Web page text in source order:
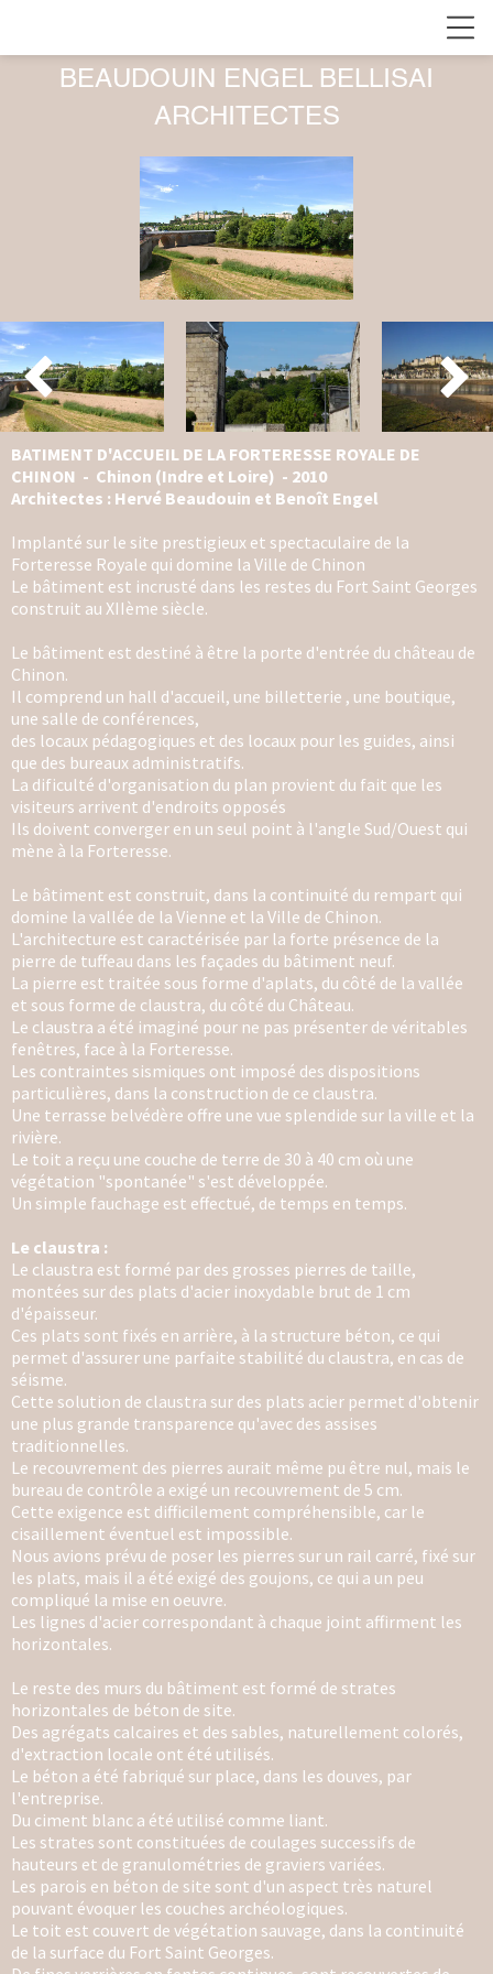
BEAUDOUIN ENGEL BELLISAI
ARCHITECTES
 
BATIMENT D'ACCUEIL DE LA FORTERESSE ROYALE DE
CHINON - Chinon (Indre et Loire) - 2010
Architectes : Hervé Beaudouin et Benoît Engel
Implanté sur le site prestigieux et spectaculaire de la
Forteresse Royale qui domine la Ville de Chinon
Le bâtiment est incrusté dans les restes du Fort Saint Georges
construit au XIIème siècle.
Le bâtiment est destiné à être la porte d'entrée du château de
Chinon.
Il comprend un hall d'accueil, une billetterie , une boutique,
une salle de conférences,
des locaux pédagogiques et des locaux pour les guides, ainsi
que des bureaux administratifs.
La dificulté d'organisation du plan provient du fait que les
visiteurs arrivent d'endroits opposés
Ils doivent converger en un seul point à l'angle Sud/Ouest qui
mène à la Forteresse.
Le bâtiment est construit, dans la continuité du rempart qui
domine la vallée de la Vienne et la Ville de Chinon.
L'architecture est caractérisée par la forte présence de la
pierre de tuffeau dans les façades du bâtiment neuf.
La pierre est traitée sous forme d'aplats, du côté de la vallée
et sous forme de claustra, du côté du Château.
Le claustra a été imaginé pour ne pas présenter de véritables
fenêtres, face à la Forteresse.
Les contraintes sismiques ont imposé des dispositions
particulières, dans la construction de ce claustra.
Une terrasse belvédère offre une vue splendide sur la ville et la
rivière.
Le toit a reçu une couche de terre de 30 à 40 cm où une
végétation "spontanée" s'est développée.
Un simple fauchage est effectué, de temps en temps.
Le claustra :
Le claustra est formé par des grosses pierres de taille,
montées sur des plats d'acier inoxydable brut de 1 cm
d'épaisseur.
Ces plats sont fixés en arrière, à la structure béton, ce qui
permet d'assurer une parfaite stabilité du claustra, en cas de
séisme.
Cette solution de claustra sur des plats acier permet d'obtenir
une plus grande transparence qu'avec des assises
traditionnelles.
Le recouvrement des pierres aurait même pu être nul, mais le
bureau de contrôle a exigé un recouvrement de 5 cm.
Cette exigence est difficilement compréhensible, car le
cisaillement éventuel est impossible.
Nous avions prévu de poser les pierres sur un rail carré, fixé sur
les plats, mais il a été exigé des goujons, ce qui a un peu
compliqué la mise en oeuvre.
Les lignes d'acier correspondant à chaque joint affirment les
horizontales.
Le reste des murs du bâtiment est formé de strates
horizontales de béton de site.
Des agrégats calcaires et des sables, naturellement colorés,
d'extraction locale ont été utilisés.
Le béton a été fabriqué sur place, dans les douves, par
l'entreprise.
Du ciment blanc a été utilisé comme liant.
Les strates sont constituées de coulages successifs de
hauteurs et de granulométries de graviers variées.
Les parois en béton de site sont d'un aspect très naturel
pouvant évoquer les couches archéologiques.
Le toit est couvert de végétation sauvage, dans la continuité
de la surface du Fort Saint Georges.